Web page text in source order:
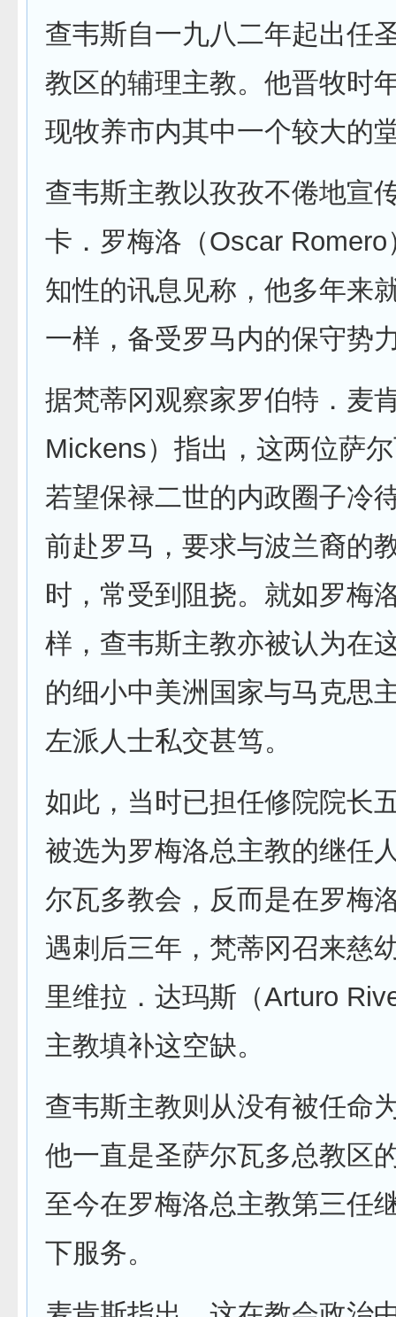
查韦斯自一九八二年起出任
教区的辅理主教。他晋牧时
现牧养市内其中一个较大的
查韦斯主教以孜孜不倦地宣
卡．罗梅洛（Oscar Romero
知性的讯息见称，他多年来
一样，备受罗马内的保守势
据梵蒂冈观察家罗伯特．麦
Mickens）指出，这两位萨
若望保禄二世的内政圈子冷
前赴罗马，要求与波兰裔的
时，常受到阻挠。就如罗梅
样，查韦斯主教亦被认为在
的细小中美洲国家与马克思
左派人士私交甚笃。
如此，当时已担任修院院长
被选为罗梅洛总主教的继任
尔瓦多教会，反而是在罗梅
遇刺后三年，梵蒂冈召来慈
里维拉．达玛斯（Arturo
主教填补这空缺。
查韦斯主教则从没有被任命
他一直是圣萨尔瓦多总教区
至今在罗梅洛总主教第三任
下服务。